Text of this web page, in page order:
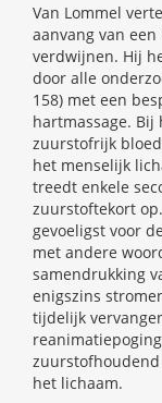
Van Lommel
aanvang van
verdwijnen. Hij
door alle
158) met een
hartmassage.
zuurstofrijk
het menselijk
treedt enkele
zuurstoftekort
gevoeligst voor
met andere
samendrukking
enigszins
tijdelijk
het lichaam.